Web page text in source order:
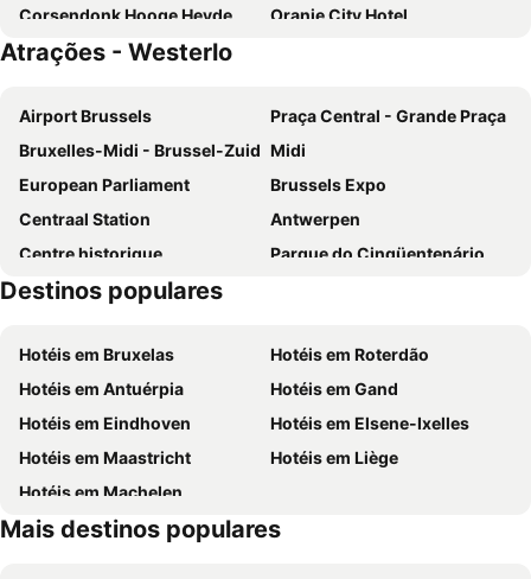
Corsendonk Hooge Heyde
Oranje City Hotel
Best Western Plus Aldhem Hotel
Hotel de Zalm
Hotel Karmel
Hotel Kempenrust
Corbie Mol
Hotel Huron
Mezzo Beringen
Atrações - Westerlo
Airport Brussels
Praça Central - Grande Praça
Bruxelles-Midi - Brussel-Zuid Midi
European Parliament
Brussels Expo
Centraal Station
Antwerpen
Centre historique
Parque do Cinqüentenário
Bruxelles-Nord - Brussel-Noord
Atomium
Centro Belga das Histórias em Quadrinho
Port of Antwerp
Brussels Park
Place Sainte-Catherine
Bourse de Bruxelles
Norbertijnenabdij Averbode
Bobbejaanland
Bedevaartsoort Scherpenheuvel
Begijnhof
Olmense zoo
Destinos populares
Hotéis em Bruxelas
Hotéis em Roterdão
Hotéis em Antuérpia
Hotéis em Gand
Hotéis em Eindhoven
Hotéis em Elsene-Ixelles
Hotéis em Maastricht
Hotéis em Liège
Hotéis em Machelen
Mais destinos populares